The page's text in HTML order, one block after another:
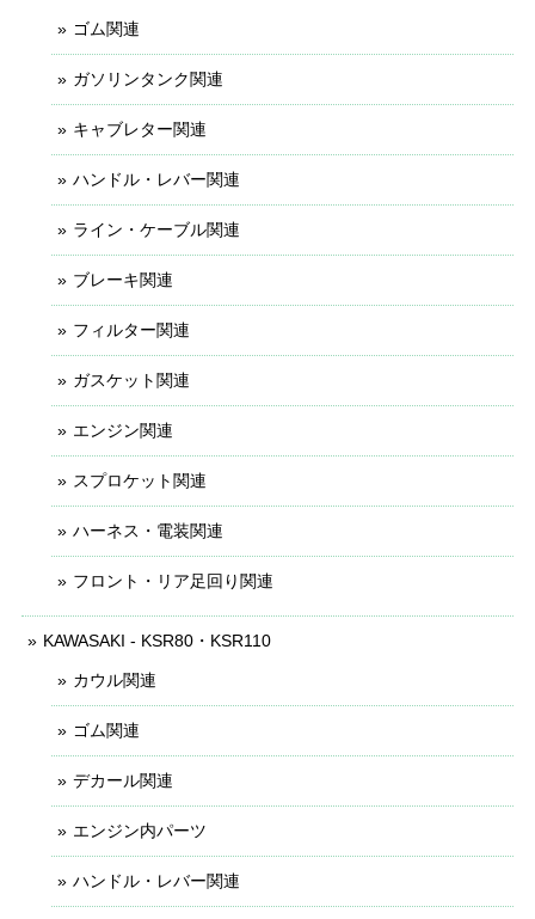
ゴム関連
ガソリンタンク関連
キャブレター関連
ハンドル・レバー関連
ライン・ケーブル関連
ブレーキ関連
フィルター関連
ガスケット関連
エンジン関連
スプロケット関連
ハーネス・電装関連
フロント・リア足回り関連
KAWASAKI - KSR80・KSR110
カウル関連
ゴム関連
デカール関連
エンジン内パーツ
ハンドル・レバー関連